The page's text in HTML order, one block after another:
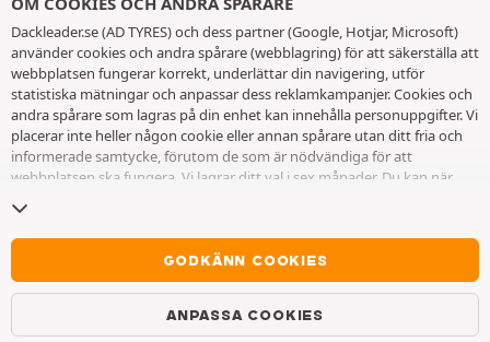
Dackleader.se (AD TYRES) och dess partner (Google, Hotjar, Microsoft)
använder cookies och andra spårare (webblagring) för att säkerställa att
webbplatsen fungerar korrekt, underlättar din navigering, utför
statistiska mätningar och anpassar dess reklamkampanjer. Cookies och
andra spårare som lagras på din enhet kan innehålla personuppgifter. Vi
placerar inte heller någon cookie eller annan spårare utan ditt fria och
informerade samtycke, förutom de som är nödvändiga för att
webbplatsen ska fungera. Vi lagrar ditt val i sex månader. Du kan när
andra spårare
cookies eller andra spårare. Vägran hindrar inte tillgång till tjänsterna
AD TYRES. För ytterligare information hänvisar vi till
och andra spårare.
GODKÄNN COOKIES
ANPASSA COOKIES